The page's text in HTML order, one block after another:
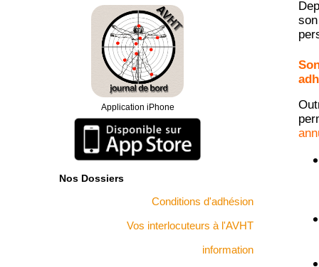
06.15.72.30.55. Vous pouvez également nous
adresser vos mails à l'adresse[email protected]
Président de l'AVHT
Le soutien psychologique est maintenu le premier
lundi du mois en soirée. L'adhérent(e) nous confirme
par mail sa demande de soutien et nous donne ses
coordonnées téléphoniques afin que nous les
transmettions au psychologue qui le/la rappellera.
Merci de donner une ligne fixe de préférence.
Suite à notre demande de rendez-vous auprès du
Ministère du Travail, vous trouverez dans la rubrique
"accueil", le compte rendu de l'entretien du 3 octobre
Application iPhone
Nos Dossiers
Conditions d'adhésion
Vos interlocuteurs à l'AVHT
information